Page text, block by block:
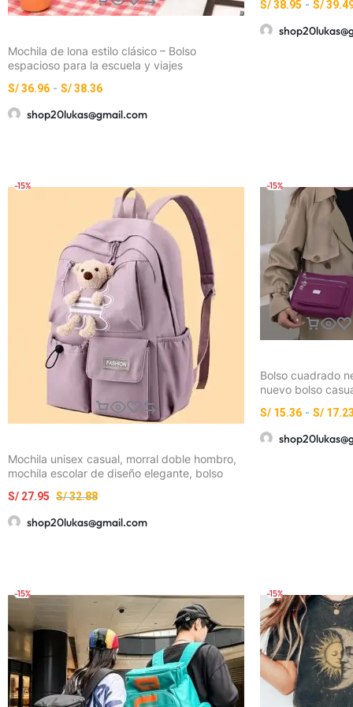
Mochila de lona estilo clásico – Bolso
espacioso para la escuela y viajes
S/36.96 - S/38.36
shop20lukas@gmail.com
S/38.95 - S/
-15%
Mochila unisex casual, morral doble hombro,
mochila escolar de diseño elegante, bolso
S/32.88
S/ 27.95
shop20lukas@gmail.com
-15%
Bolso cuadrado
nuevo bolso
para hombres y
bandolera
de viaje cruzado,
S/ 15.36 - S/
-15% -15%